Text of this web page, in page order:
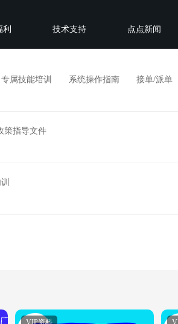
技术支持 点点新闻
专属技能培训 系统操作指南 接单/派单
策指导文件
VIP资料